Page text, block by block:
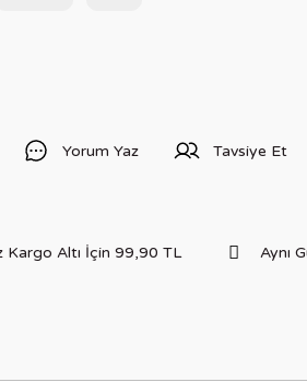
Yorum Yaz Tavsiye Et
Kargo Altı İçin 99,90 TL Aynı